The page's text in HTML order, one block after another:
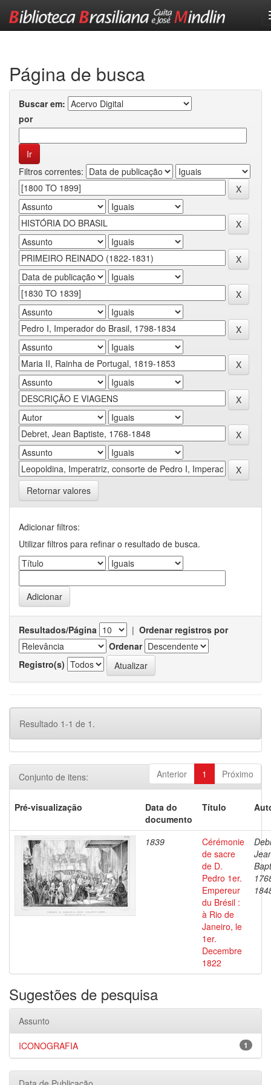
Página de busca
Buscar em:
por
Filtros correntes:
Retornar valores
Adicionar filtros:
Utilizar filtros para refinar o resultado de busca.
Resultados/Página | Ordenar registros por
Ordenar
Registro(s)
Resultado 1-1 de 1.
Anterior 1 Próximo
Conjunto de itens:
Pré-visualização
Data do
documento
Título
1839
Cérémonie
de sacre
de D.
Pedro 1er.
Empereur
du Brésil :
à Rio de
Janeiro, le
1er.
Decembre
1822
Sugestões de pesquisa
Assunto
1
ICONOGRAFIA